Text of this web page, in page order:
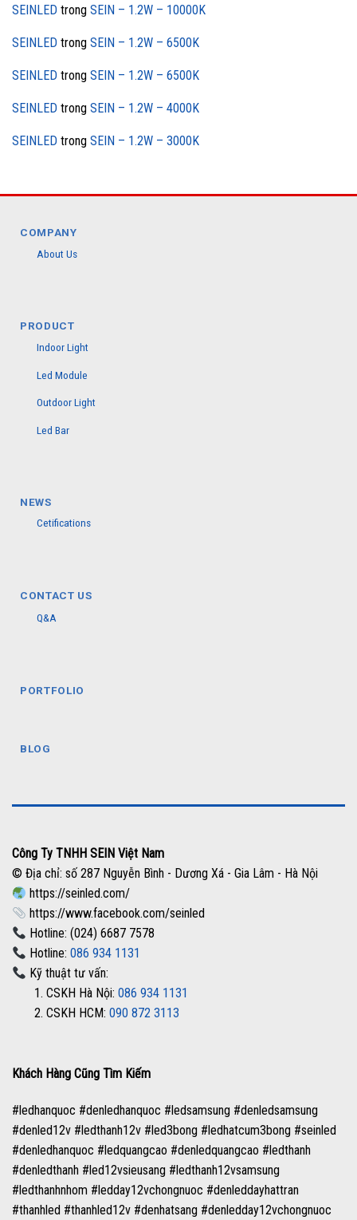
SEINLED trong SEIN – 1.2W – 10000K
SEINLED trong SEIN – 1.2W – 6500K
SEINLED trong SEIN – 1.2W – 6500K
SEINLED trong SEIN – 1.2W – 4000K
SEINLED trong SEIN – 1.2W – 3000K
COMPANY
About Us
PRODUCT
Indoor Light
Led Module
Outdoor Light
Led Bar
NEWS
Cetifications
CONTACT US
Q&A
PORTFOLIO
BLOG
Công Ty TNHH SEIN Việt Nam
© Địa chỉ: số 287 Nguyễn Bình - Dương Xá - Gia Lâm - Hà Nội
https://seinled.com/
https://www.facebook.com/seinled
Hotline: (024) 6687 7578
Hotline:086 934 1131
Kỹ thuật tư vấn:
1. CSKH Hà Nội: 086 934 1131
2. CSKH HCM: 090 872 3113
Khách Hàng Cũng Tìm Kiếm
#ledhanquoc #denledhanquoc #ledsamsung #denledsamsung
#denled12v #ledthanh12v #led3bong #ledhatcum3bong #seinled
#denledhanquoc #ledquangcao #denledquangcao #ledthanh
#denledthanh #led12vsieusang #ledthanh12vsamsung
#ledthanhnhom #ledday12vchongnuoc #denleddayhattran
#thanhled #thanhled12v #denhatsang #denledday12vchongnuoc